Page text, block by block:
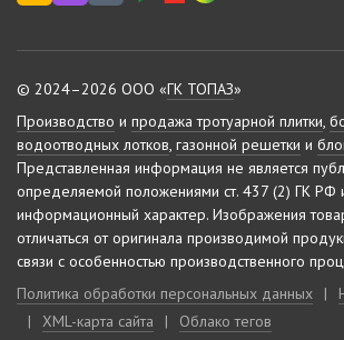
© 2024–2026 ООО «ГК ТОПАЗ»
Производство и продажа тротуарной плитки,
водоотводных лотков, газонной решетки и
Представленная информация не является
определяемой положениями ст. 437 (2) ГК РФ
информационный характер. Изображения
отличаться от оригинала производимой
связи с особенностью производственного
Политика обработки персональных данных
|
|
XML-карта сайта | Облако тегов